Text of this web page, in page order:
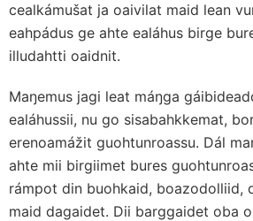
cealkámušat ja oaivilat maid lean
eahpádus ge ahte ealáhus birge
illudahtti oaidnit.
Maŋemus jagi leat máŋga
ealáhussii, nu go sisabahkkemat,
erenoamážit guohtunroassu. Dál
ahte mii birgiimet bures
rámpot din buohkaid, boazodolliid,
maid dagaidet. Dii barggaidet oba